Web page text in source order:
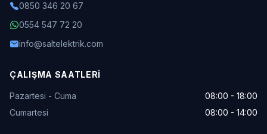
0850 346 20 67
0554 547 72 20
info@saltelektrik.com
ÇALIŞMA SAATLERI
Pazartesi - Cuma
08:00 - 18:00
Cumartesi
08:00 - 14:00